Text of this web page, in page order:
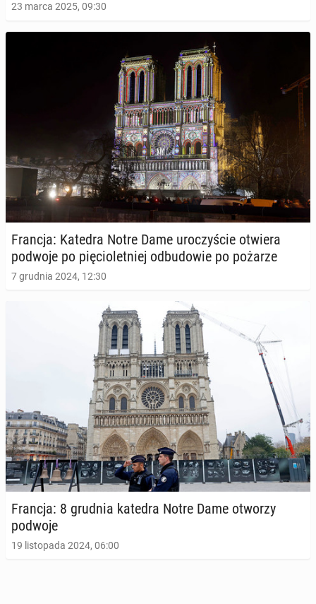
23 marca 2025, 09:30
Francja: Katedra Notre Dame uro­czy­ście otwiera
podwoje po pię­cio­let­niej od­bu­do­wie po pożarze
7 grudnia 2024, 12:30
Francja: 8 grudnia katedra Notre Dame otworzy
podwoje
19 listopada 2024, 06:00